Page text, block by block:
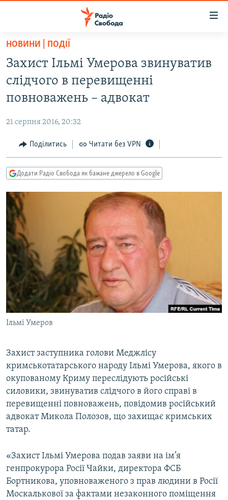
Перейти
основного
матеріалу
до
основної
навігації
Перейти
до
пошуку
ЕКОНОМІКА
СУСПІЛЬСТВО
УКРАЇНА
СВІТ
РОСІЙСЬКА «ФІЛЬТРАЦІЯ»
ДОНБАС.РЕАЛІЇ
ТИ ЯК?
СХЕМИ
КИТАЙ.ВИКЛИКИ
МУЛЬТИМЕДІА
ФОТО
СПЕЦПРОЄКТИ
ПОДКАСТИ
КРИМ РЕАЛІЇ
УКР
КТАТ
ДОЛУЧАЙСЯ!
Усі сайти RFE/RL
НОВИНИ | ПОДІЇ
Захист Ільмі Умерова звинуватив
слідчого в перевищенні
повноважень – адвокат
21 серпня 2016, 20:32
Поділитись Читати без VPN
Додати Радіо Свобода як бажане джерело в Google
Ільмі Умеров
Захист заступника голови Меджлісу
кримськотатарського народу Ільмі Умерова, якого в
окупованому Криму переслідують російські
силовики, звинуватив слідчого в його справі в
перевищенні повноважень, повідомив російський
адвокат Микола Полозов, що захищає кримських
татар.
«Захист Ільмі Умерова подав заяви на ім’я
генпрокурора Росії Чайки, директора ФСБ
Бортникова, уповноваженого з прав людини в Росії
Москалькової за фактами незаконного поміщення